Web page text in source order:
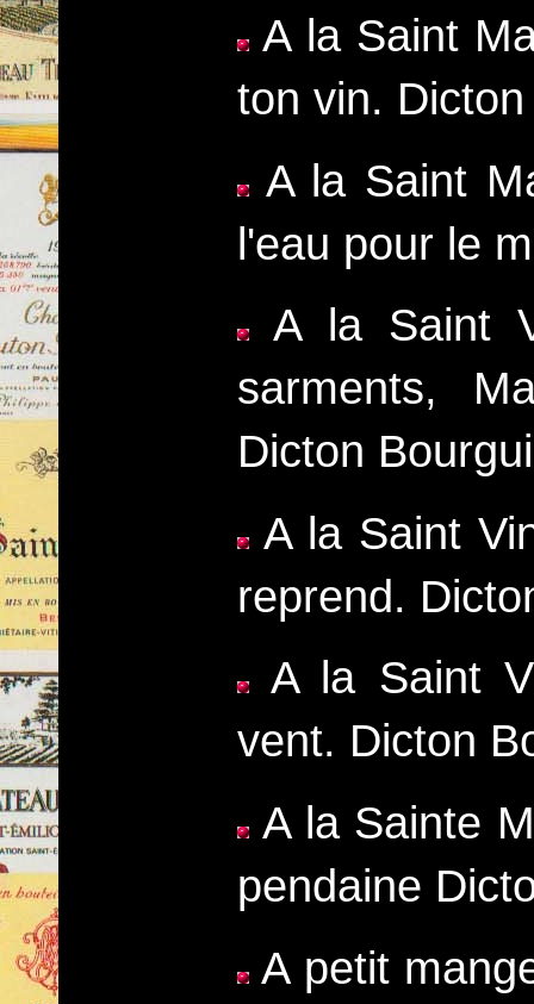
A la Saint
ton vin.
A la Saint
l'eau pour le
A la Saint
sarments,
Dicton
A la Saint
reprend.
A la Saint
vent. Dicton
A la Sainte
pendaine
A petit